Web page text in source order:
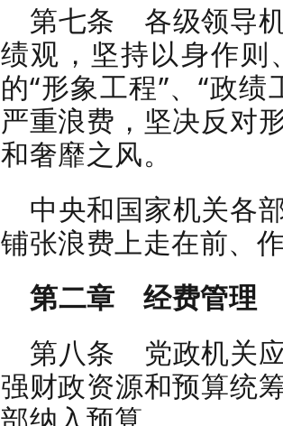
第七条 各级领导
绩观，坚持以身作
的“形象工程”、“政
严重浪费，坚决反对
和奢靡之风。
中央和国家机关各
铺张浪费上走在前、
第二章 经费管理
第八条 党政机关
强财政资源和预算统